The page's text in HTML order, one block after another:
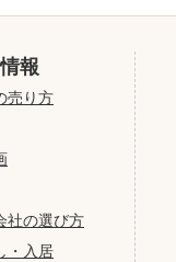
報
売り方
社の選び方
・入居